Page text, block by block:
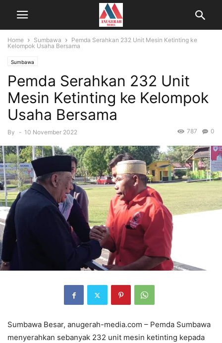
Home Sumbawa
Pemda Serahkan 232 Unit Mesin Ketinting ke
Kelompok Usaha Bersama
Sumbawa
Pemda Serahkan 232 Unit
Mesin Ketinting ke Kelompok
Usaha Bersama
By - 10 November 2022 0
787
Sumbawa Besar, anugerah-media.com – Pemda Sumbawa
menyerahkan sebanyak 232 unit mesin ketinting kepada